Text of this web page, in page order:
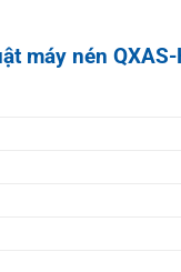
máy nén